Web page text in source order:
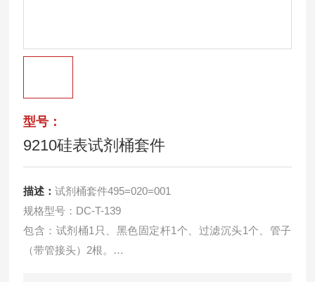
型号：
9210硅表试剂桶套件
描述：试剂桶套件495=020=001
规格型号：DC-T-139
包含：试剂桶1只、黑色固定杆1个、过滤沉头1个、管子
（带管接头）2根。